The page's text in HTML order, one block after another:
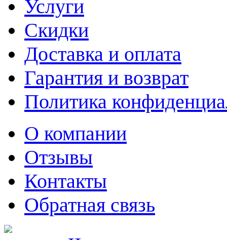
Услуги
Скидки
Доставка и оплата
Гарантия и возврат
Политика
О компании
Отзывы
Контакты
Обратная связь